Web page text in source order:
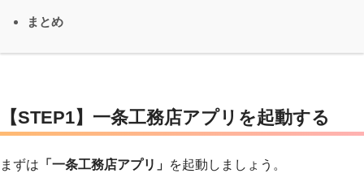
まとめ
【STEP1】一条工務店アプリを起動する
まずは 「一条工務店アプリ」 を起動しましょう。